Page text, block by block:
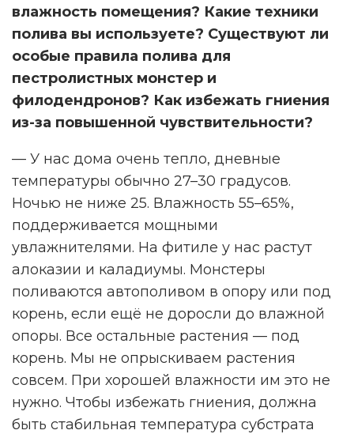
влажность помещения? Какие техники
полива вы используете? Существуют ли
особые правила полива для
пестролистных монстер и
филодендронов? Как избежать гниения
из-за повышенной чувствительности?
— У нас дома очень тепло, дневные
температуры обычно 27–30 градусов.
Ночью не ниже 25. Влажность 55–65%,
поддерживается мощными
увлажнителями. На фитиле у нас растут
алоказии и каладиумы. Монстеры
поливаются автополивом в опору или под
корень, если ещё не доросли до влажной
опоры. Все остальные растения — под
корень. Мы не опрыскиваем растения
совсем. При хорошей влажности им это не
нужно. Чтобы избежать гниения, должна
быть стабильная температура субстрата